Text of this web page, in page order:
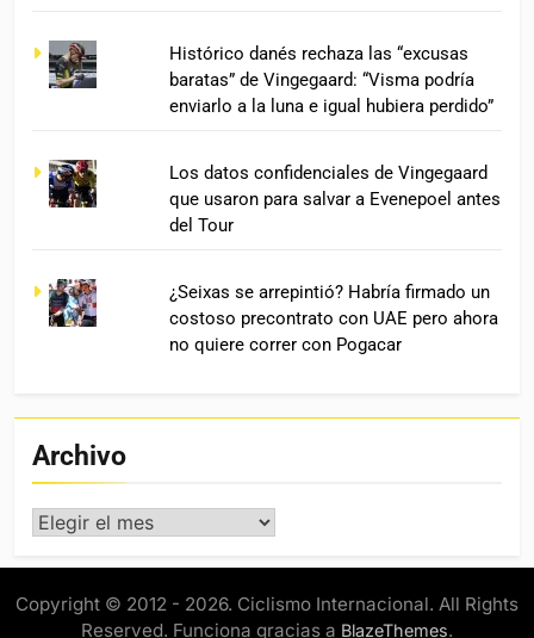
Histórico danés rechaza las “excusas
baratas” de Vingegaard: “Visma podría
enviarlo a la luna e igual hubiera perdido”
Los datos confidenciales de Vingegaard
que usaron para salvar a Evenepoel antes
del Tour
¿Seixas se arrepintió? Habría firmado un
costoso precontrato con UAE pero ahora
no quiere correr con Pogacar
Archivo
Archivo
Copyright © 2012 - 2026. Ciclismo Internacional. All Rights
Reserved. Funciona gracias a BlazeThemes.